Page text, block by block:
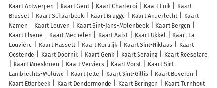
Kaart Antwerpen Kaart Gent Kaart Charleroi Kaart Luik
Kaart
Brussel
Kaart Schaarbeek Kaart Brugge Kaart Anderlecht
Kaart
Namen
Kaart Leuven Kaart Sint-Jans-Molenbeek
Kaart Bergen
Kaart Elsene
Kaart Mechelen Kaart Aalst Kaart Ukkel
Kaart La
Louvière
Kaart Hasselt Kaart Kortrijk Kaart Sint-Niklaas
Kaart
Oostende
Kaart Doornik Kaart Genk Kaart Seraing
Kaart Roeselare
Kaart Moeskroen
Kaart Verviers Kaart Vorst
Kaart Sint-
Lambrechts-Woluwe
Kaart Jette Kaart Sint-Gillis
Kaart Beveren
Kaart Etterbeek
Kaart Dendermonde Kaart Beringen
Kaart Turnhout